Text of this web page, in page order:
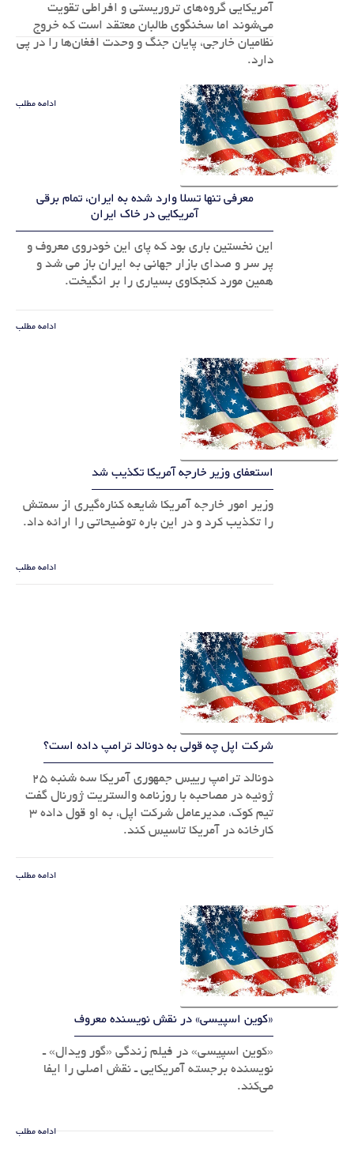
آمریکایی گروه‌های تروریستی و افراطی تقویت
می‌شوند اما سخنگوی طالبان معتقد است که خروج
نظامیان خارجی، پایان جنگ و وحدت افغان‌ها را در پی
دارد.
ادامه مطلب
معرفی تنها تسلا وارد شده به ایران، تمام برقی
آمریکایی در خاک ایران
این نخستین باری بود که پای این خودروی معروف و
پر سر و صدای بازار جهانی به ایران باز می شد و
همین مورد کنجکاوی بسیاری را بر انگیخت.
ادامه مطلب
استعفای وزیر خارجه آمریکا تکذیب شد
وزیر امور خارجه آمریکا شایعه کناره‌گیری از سمتش
را تکذیب کرد و در این باره توضیحاتی را ارائه داد.
ادامه مطلب
شرکت اپل چه قولی به دونالد ترامپ داده است؟
دونالد ترامپ رییس جمهوری آمریکا سه شنبه 25
ژوئیه در مصاحبه با روزنامه والستریت ژورنال گفت
تیم کوک، مدیرعامل شرکت اپل، به او قول داده 3
کارخانه در آمریکا تاسیس کند.
ادامه مطلب
«کوین اسپیسی» در نقش نویسنده معروف
«کوین اسپیسی» در فیلم زندگی «گور ویدال» ـ
نویسنده برجسته آمریکایی ـ نقش اصلی را ایفا
می‌کند.
ادامه مطلب